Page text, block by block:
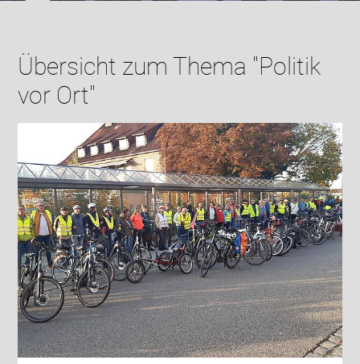
Übersicht zum Thema "Politik
vor Ort"